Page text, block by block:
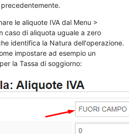
le aliquote IVA dal Menu >
caso di aliquota uguale a zero
identifica la Natura dell'operazione.
impostare ad esempio un
la Tassa di soggiorno: